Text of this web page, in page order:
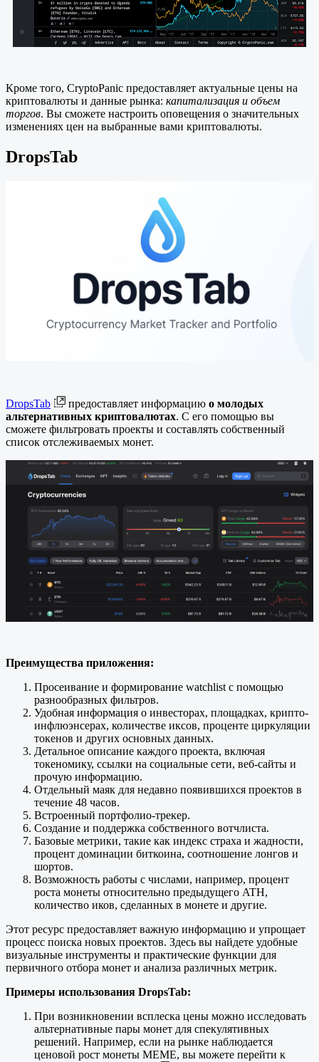
Кроме того, CryptoPanic предоставляет актуальные цены на
криптовалюты и данные рынка: капитализация и объем
торгов. Вы сможете настроить оповещения о значительных
изменениях цен на выбранные вами криптовалюты.
DropsTab
DropsTab предоставляет информацию о молодых
альтернативных криптовалютах. С его помощью вы
сможете фильтровать проекты и составлять собственный
список отслеживаемых монет.
Преимущества приложения:
Просеивание и формирование watchlist с помощью
разнообразных фильтров.
Удобная информация о инвесторах, площадках, крипто-
инфлюэнсерах, количестве иксов, проценте циркуляции
токенов и других основных данных.
Детальное описание каждого проекта, включая
токеномику, ссылки на социальные сети, веб-сайты и
прочую информацию.
Отдельный маяк для недавно появившихся проектов в
течение 48 часов.
Встроенный портфолио-трекер.
Создание и поддержка собственного вотчлиста.
Базовые метрики, такие как индекс страха и жадности,
процент доминации биткоина, соотношение лонгов и
шортов.
Возможность работы с числами, например, процент
роста монеты относительно предыдущего ATH,
количество иков, сделанных в монете и другие.
Этот ресурс предоставляет важную информацию и упрощает
процесс поиска новых проектов. Здесь вы найдете удобные
визуальные инструменты и практические функции для
первичного отбора монет и анализа различных метрик.
Примеры использования DropsTab:
При возникновении всплеска цены можно исследовать
альтернативные пары монет для спекулятивных
решений. Например, если на рынке наблюдается
ценовой рост монеты MEME, вы можете перейти к